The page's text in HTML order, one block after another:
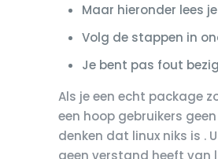
Maar hieronder lees
Volg de stappen in
Je bent pas fout
Als je een echt package
een hoop gebruikers
denken dat linux niks is .
geen verstand heeft van